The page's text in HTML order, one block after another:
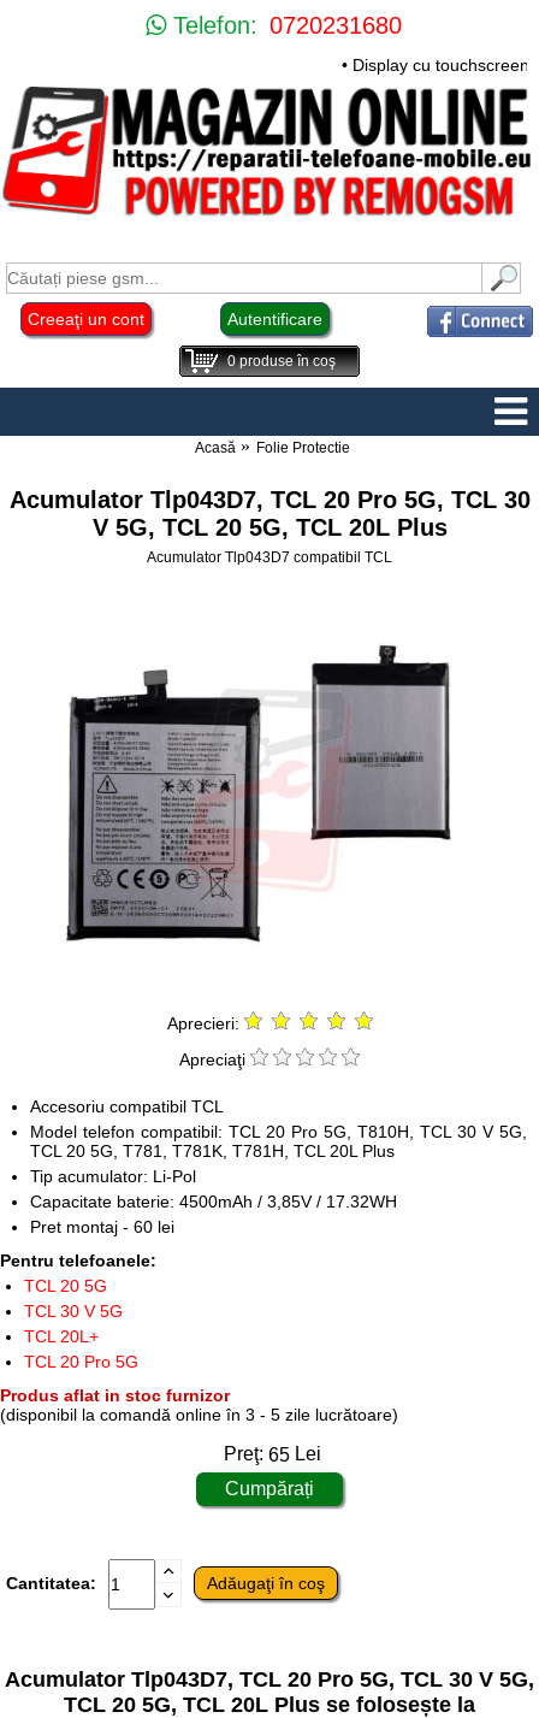
Telefon: 0720231680
• Display cu touchscreen
Creeaţi un cont Autentificare
0produse în coş
Acasă Folie Protectie
Acumulator Tlp043D7, TCL 20 Pro 5G, TCL 30
V 5G, TCL 20 5G, TCL 20L Plus
Acumulator Tlp043D7 compatibil TCL
Aprecieri:
Apreciaţi
Accesoriu compatibil TCL
Model telefon compatibil: TCL 20 Pro 5G, T810H, TCL 30 V 5G,
TCL 20 5G, T781, T781K, T781H, TCL 20L Plus
Tip acumulator: Li-Pol
Capacitate baterie: 4500mAh / 3,85V / 17.32WH
Pret montaj - 60 lei
Pentru telefoanele:
TCL 20 5G
TCL 30 V 5G
TCL 20L+
TCL 20 Pro 5G
Produs aflat in stoc furnizor
(disponibil la comandă online în 3 - 5 zile lucrătoare)
Preţ: 65 Lei
Cantitatea:
Acumulator Tlp043D7, TCL 20 Pro 5G, TCL 30 V 5G,
TCL 20 5G, TCL 20L Plus se folosește la